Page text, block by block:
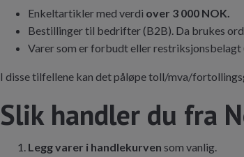
Enkeltartikler med verdi over 3 000 NOK.
Bestillinger til bedrifter (B2B). Da brukes
Varer som er forbudt eller
I disse tilfellene kan det påløpe toll/mva/
Slik handler du fra
Legg varer i handlekurven som vanlig.